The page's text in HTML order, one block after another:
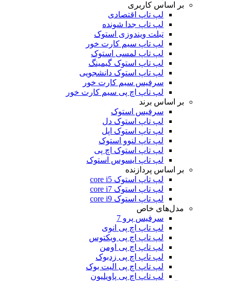
بر اساس کاربری
لپ تاپ اقتصادی
لپ تاپ جدا شونده
تبلت ویندوزی استوک
لپ تاپ سیم کارت خور
لپ تاپ لمسی استوک
لپ تاپ استوک گیمینگ
لپ تاپ استوک دانشجویی
سرفیس سیم کارت خور
لپ تاپ اچ پی سیم کارت خور
بر اساس برند
سرفیس استوک
لپ تاپ استوک دل
لپ تاپ استوک اپل
لپ تاپ لنوو استوک
لپ تاپ استوک اچ پی
لپ تاپ ایسوس استوک
بر اساس پردازنده
لپ تاپ استوک core i5
لپ تاپ استوک core i7
لپ تاپ استوک core i9
مدل‌های خاص
سرفیس پرو 7
لپ تاپ اچ پی انوی
لپ تاپ اچ پی ویکتوس
لپ تاپ اچ پی اومن
لپ تاپ اچ پی زدبوک
لپ تاپ اچ پی الیت بوک
لپ تاپ اچ پی پاویلیون